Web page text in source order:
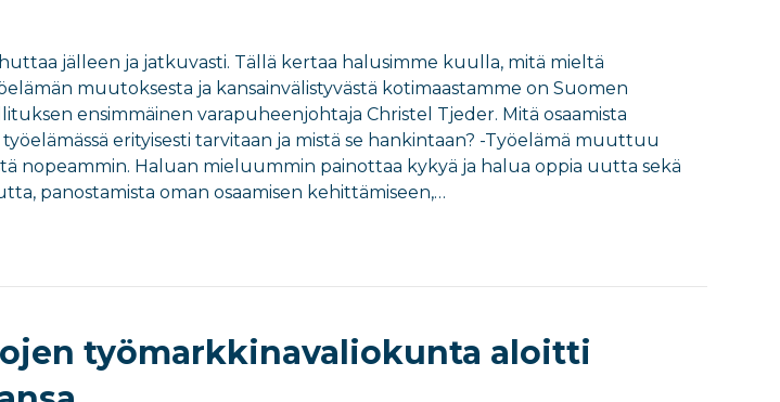
jälleen ja jatkuvasti. Tällä kertaa halusimme kuulla, mitä mieltä
muutoksesta ja kansainvälistyvästä kotimaastamme on Suomen
ensimmäinen varapuheenjohtaja Christel Tjeder. Mitä osaamista
erityisesti tarvitaan ja mistä se hankintaan? -Työelämä muuttuu
nopeammin. Haluan mieluummin painottaa kykyä ja halua oppia uutta sekä
panostamista oman osaamisen kehittämiseen,…
työmarkkinavaliokunta aloitti